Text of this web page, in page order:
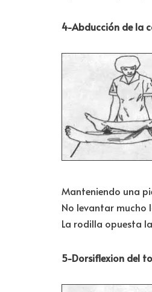
4-Abducción de la
Manteniendo una
No levantar mucho
La rodilla opuesta
5-Dorsiflexion del